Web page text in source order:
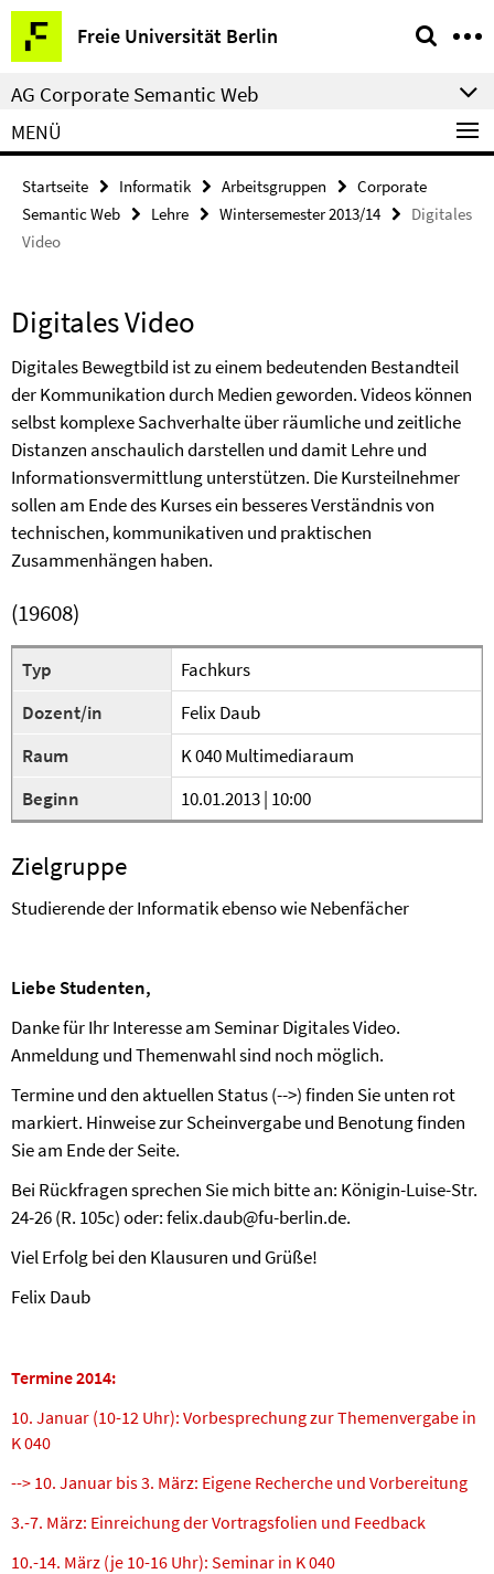
Springe
direkt
zu
Inhalt
Freie Universität Berlin
Service-
Navigation
AG Corporate Semantic Web
MENÜ
Startseite Informatik Arbeitsgruppen
Corporate
Semantic Web
Lehre Wintersemester 2013/14
Digitales
Video
Digitales Video
Digitales Bewegtbild ist zu einem bedeutenden Bestandteil
der Kommunikation durch Medien geworden. Videos können
selbst komplexe Sachverhalte über räumliche und zeitliche
Distanzen anschaulich darstellen und damit Lehre und
Informationsvermittlung unterstützen. Die Kursteilnehmer
sollen am Ende des Kurses ein besseres Verständnis von
technischen, kommunikativen und praktischen
Zusammenhängen haben.
(19608)
Typ
Fachkurs
Dozent/in
Felix Daub
Raum
K 040 Multimediaraum
Beginn
10.01.2013 | 10:00
Zielgruppe
Studierende der Informatik ebenso wie Nebenfächer
Liebe Studenten,
Danke für Ihr Interesse am Seminar Digitales Video.
Anmeldung und Themenwahl sind noch möglich.
Termine und den aktuellen Status (-->) finden Sie unten rot
markiert. Hinweise zur Scheinvergabe und Benotung finden
Sie am Ende der Seite.
Bei Rückfragen sprechen Sie mich bitte an: Königin-Luise-Str.
24-26 (R. 105c) oder: felix.daub@fu-berlin.de.
Viel Erfolg bei den Klausuren und Grüße!
Felix Daub
Termine 2014:
10. Januar (10-12 Uhr): Vorbesprechung zur Themenvergabe in
K 040
--> 10. Januar bis 3. März: Eigene Recherche und Vorbereitung
3.-7. März: Einreichung der Vortragsfolien und Feedback
10.-14. März (je 10-16 Uhr): Seminar in K 040